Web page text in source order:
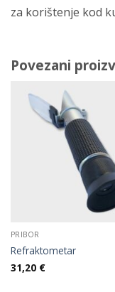
za korištenje kod
Povezani
PRIBOR
Refraktometar
31,20 €